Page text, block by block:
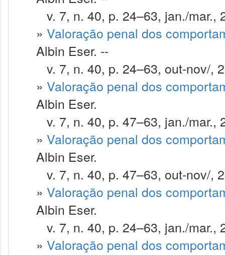
v. 7, n. 40, p. 24–63, jan./mar.,
» Valoração penal dos
Albin Eser. --
v. 7, n. 40, p. 24–63, out-nov/,
» Valoração penal dos
Albin Eser.
v. 7, n. 40, p. 47–63, jan./mar.,
» Valoração penal dos
Albin Eser.
v. 7, n. 40, p. 47–63, out-nov/,
» Valoração penal dos
Albin Eser.
v. 7, n. 40, p. 24–63, jan./mar.,
» Valoração penal dos